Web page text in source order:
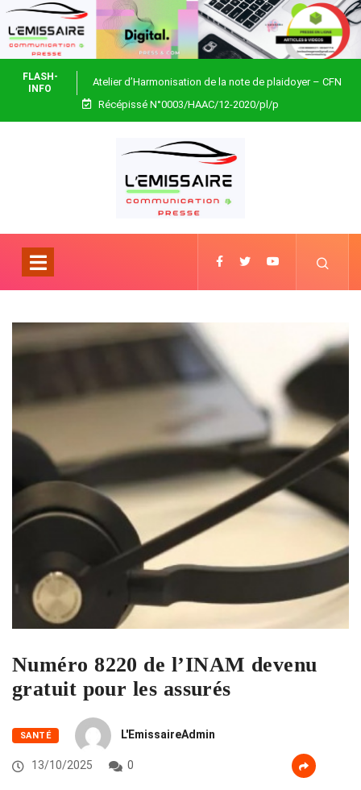
FLASH-
INFO
Atelier d’Harmonisation de la note de plaidoyer – CFN
Togo
Récépissé N°0003/HAAC/12-2020/pl/p
Numéro 8220 de l’INAM devenu
gratuit pour les assurés
SANTÉ L'EmissaireAdmin
13/10/2025 0